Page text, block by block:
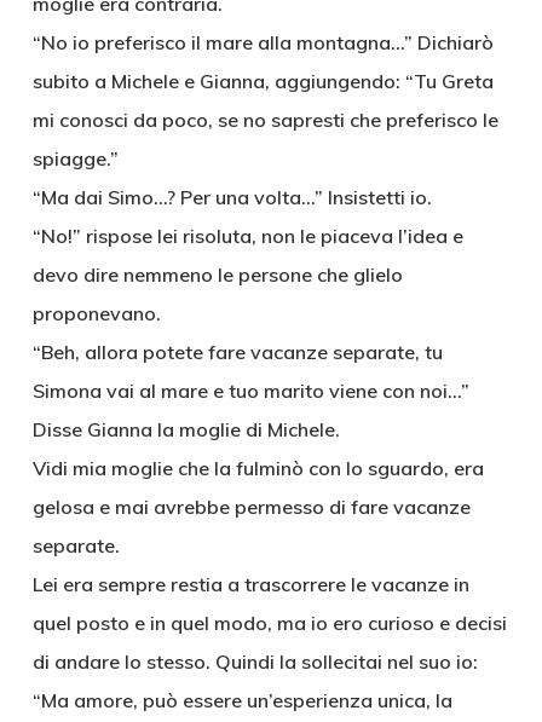
“No io preferisco il mare alla montagna…” Dichiarò
subito a Michele e Gianna, aggiungendo: “Tu Greta
mi conosci da poco, se no sapresti che preferisco le
spiagge.”
“Ma dai Simo…? Per una volta…” Insistetti io.
“No!” rispose lei risoluta, non le piaceva l’idea e
devo dire nemmeno le persone che glielo
proponevano.
“Beh, allora potete fare vacanze separate, tu
Simona vai al mare e tuo marito viene con noi…”
Disse Gianna la moglie di Michele.
Vidi mia moglie che la fulminò con lo sguardo, era
gelosa e mai avrebbe permesso di fare vacanze
separate.
Lei era sempre restia a trascorrere le vacanze in
quel posto e in quel modo, ma io ero curioso e decisi
di andare lo stesso. Quindi la sollecitai nel suo io:
“Ma amore, può essere un’esperienza unica, la